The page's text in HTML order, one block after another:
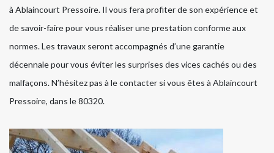
à Ablaincourt Pressoire. Il vous fera profiter de son expérience et
de savoir-faire pour vous réaliser une prestation conforme aux
normes. Les travaux seront accompagnés d’une garantie
décennale pour vous éviter les surprises des vices cachés ou des
malfaçons. N’hésitez pas à le contacter si vous êtes à Ablaincourt
Pressoire, dans le 80320.